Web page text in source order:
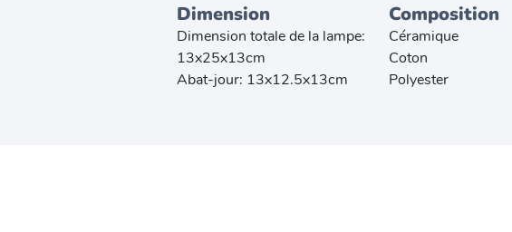
Dimension
Dimension totale de la lampe:
13x25x13cm
Abat-jour: 13x12.5x13cm
Composition
Céramique
Coton
Polyester